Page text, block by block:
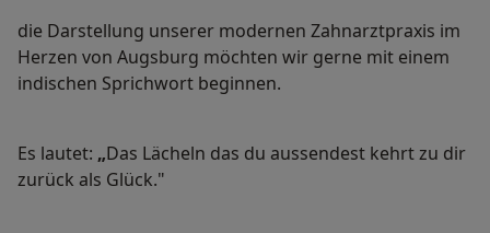
die Darstellung unserer modernen Zahnarztpraxis im
Herzen von Augsburg möchten wir gerne mit einem
indischen Sprichwort beginnen.
Es lautet: „Das Lächeln das du aussendest kehrt zu dir
zurück als Glück."